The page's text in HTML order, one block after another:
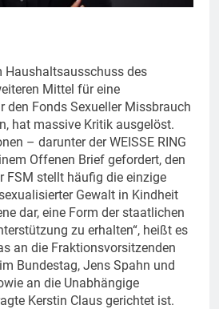
Haushaltsausschuss des
Mittel für eine
den Fonds Sexueller Missbrauch
hat massive Kritik ausgelöst.
– darunter der WEISSE RING
Offenen Brief gefordert, den
FSM stellt häufig die einzige
Gewalt in Kindheit
dar, eine Form der staatlichen
zu erhalten“, heißt es
an die Fraktionsvorsitzenden
Bundestag, Jens Spahn und
an die Unabhängige
Kerstin Claus gerichtet ist.